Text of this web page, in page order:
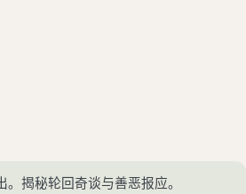
揭秘轮回奇谈与善恶报应。